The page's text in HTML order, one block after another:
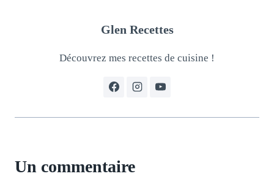
Glen Recettes
Découvrez mes recettes de cuisine !
Un commentaire